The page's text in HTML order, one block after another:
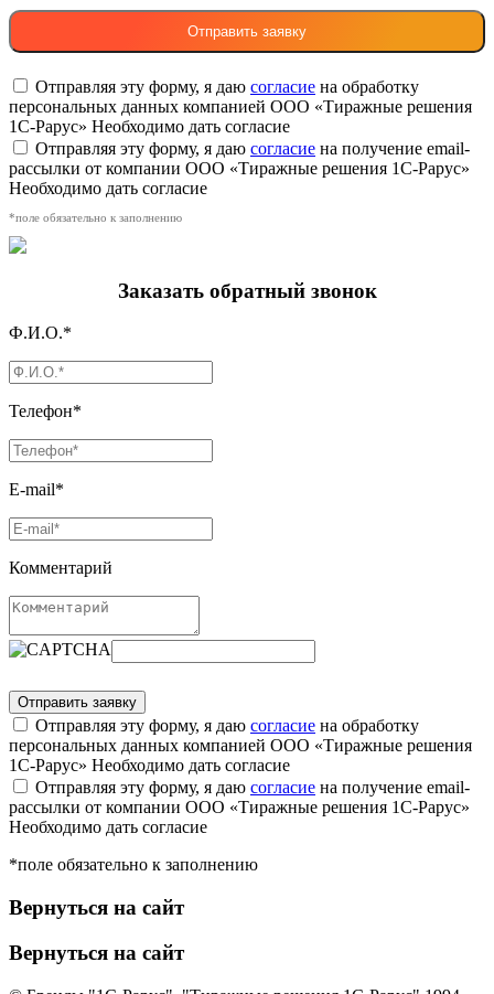
Отправляя эту форму, я даю согласие на обработку
персональных данных компанией ООО «Тиражные решения
1С-Рарус» Необходимо дать согласие
Отправляя эту форму, я даю согласие на получение email-
рассылки от компании ООО «Тиражные решения 1С-Рарус»
Необходимо дать согласие
*поле обязательно к заполнению
Заказать обратный звонок
Ф.И.О.*
Телефон*
E-mail*
Комментарий
Отправляя эту форму, я даю согласие на обработку
персональных данных компанией ООО «Тиражные решения
1С-Рарус» Необходимо дать согласие
Отправляя эту форму, я даю согласие на получение email-
рассылки от компании ООО «Тиражные решения 1С-Рарус»
Необходимо дать согласие
*поле обязательно к заполнению
Вернуться на сайт
Вернуться на сайт